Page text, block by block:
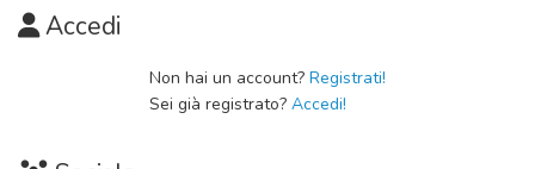
Accedi
Non hai un account? Registrati!
Sei già registrato? Accedi!